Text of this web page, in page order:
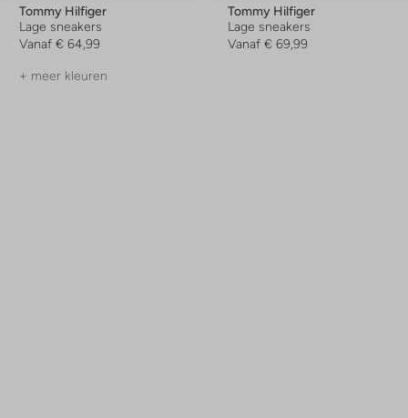
Tommy Hilfiger
Lage sneakers
Vanaf € 64,99
+ meer kleuren
Tommy Hilfiger
Lage sneakers
Vanaf € 69,99